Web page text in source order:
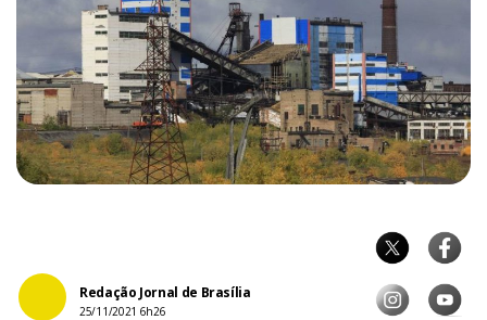
Redação Jornal de Brasília
25/11/2021 6h26